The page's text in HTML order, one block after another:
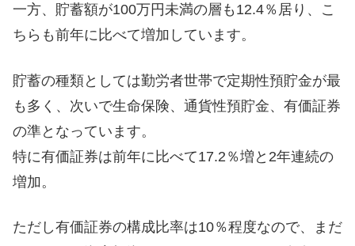
一方、貯蓄額が100万円未満の層も12.4％居り、こ
ちらも前年に比べて増加しています。
貯蓄の種類としては勤労者世帯で定期性預貯金が最
も多く、次いで生命保険、通貨性預貯金、有価証券
の準となっています。
特に有価証券は前年に比べて17.2％増と2年連続の
増加。
ただし有価証券の構成比率は10％程度なので、まだ